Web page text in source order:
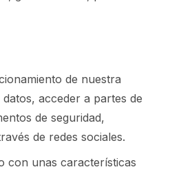
de nuestra
acceder a partes de
de seguridad,
de redes sociales.
con unas características